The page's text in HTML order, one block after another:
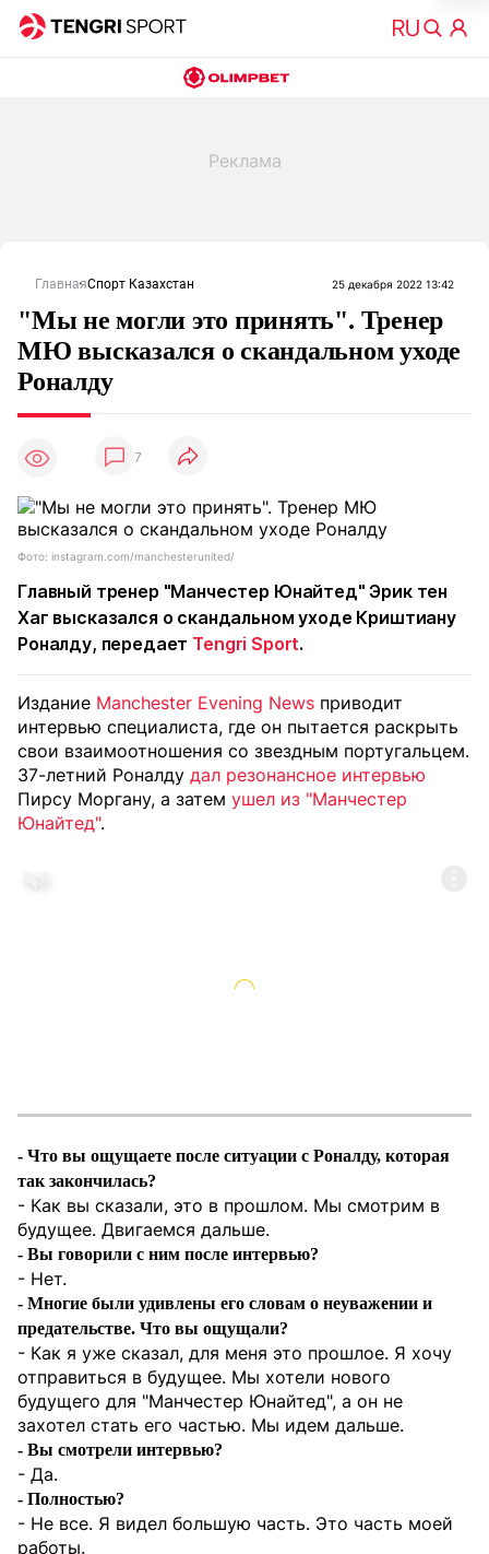
ГлавнаяСпорт Казахстан 25 декабря 2022 13:42
"Мы не могли это принять". Тренер
МЮ высказался о скандальном уходе
Роналду
7
Фото: instagram.com/manchesterunited/
Главный тренер "Манчестер Юнайтед" Эрик тен
Хаг высказался о скандальном уходе Криштиану
Роналду, передает Tengri Sport.
Издание Manchester Evening News приводит
интервью специалиста, где он пытается раскрыть
свои взаимоотношения со звездным португальцем.
37-летний Роналду дал резонансное интервью
Пирсу Моргану, а затем ушел из "Манчестер
Юнайтед".
- Что вы ощущаете после ситуации с Роналду, которая
так закончилась?
- Как вы сказали, это в прошлом. Мы смотрим в
будущее. Двигаемся дальше.
- Вы говорили с ним после интервью?
- Нет.
- Многие были удивлены его словам о неуважении и
предательстве. Что вы ощущали?
- Как я уже сказал, для меня это прошлое. Я хочу
отправиться в будущее. Мы хотели нового
будущего для "Манчестер Юнайтед", а он не
захотел стать его частью. Мы идем дальше.
- Вы смотрели интервью?
- Да.
- Полностью?
- Не все. Я видел большую часть. Это часть моей
работы.